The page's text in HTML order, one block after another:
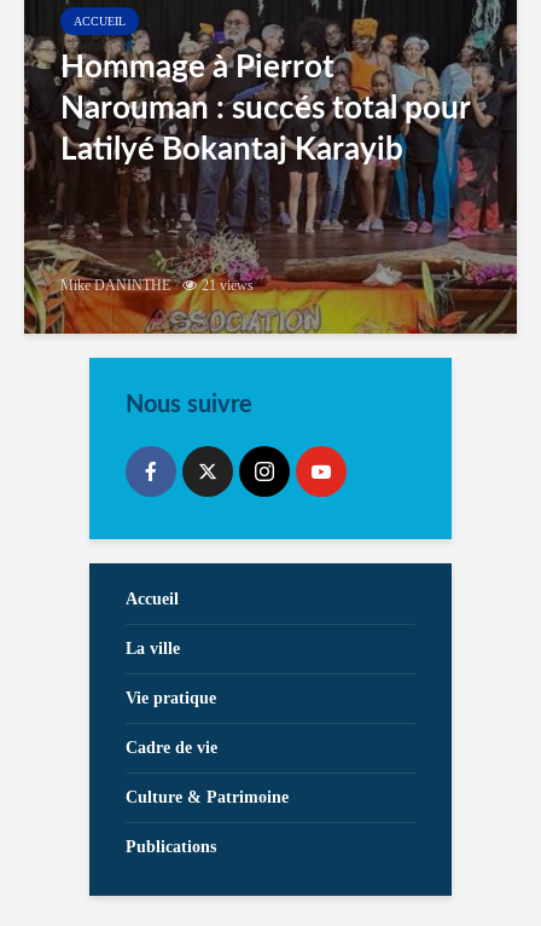
ACCUEIL
Hommage à Pierrot
Narouman : succés total pour
Latilyé Bokantaj Karayib
Mike DANINTHE 21 views
Nous suivre
Accueil
La ville
Vie pratique
Cadre de vie
Culture & Patrimoine
Publications